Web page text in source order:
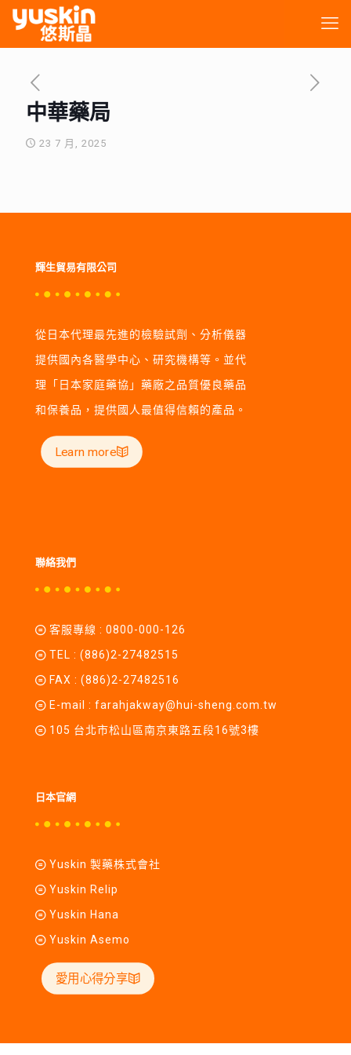
中華藥局
23 7 月, 2025
輝生貿易有限公司
從日本代理最先進的檢驗試劑、分析儀器
提供國內各醫學中心、研究機構等。並代
理「日本家庭藥協」藥廠之品質優良藥品
和保養品，提供國人最值得信賴的產品。
Learn more
聯絡我們
客服專線 : 0800-000-126
TEL : (886)2-27482515
FAX : (886)2-27482516
E-mail : farahjakway@hui-sheng.com.tw
105 台北市松山區南京東路五段16號3樓
日本官網
Yuskin 製藥株式會社
Yuskin Relip
Yuskin Hana
Yuskin Asemo
愛用心得分享